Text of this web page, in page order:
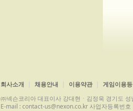
회사소개 채용안내 이용약관
게임이용
㈜넥슨코리아 대표이사 강대현ㆍ김정욱 경기도
E-mail : contact-us@nexon.co.kr 사업자등록번